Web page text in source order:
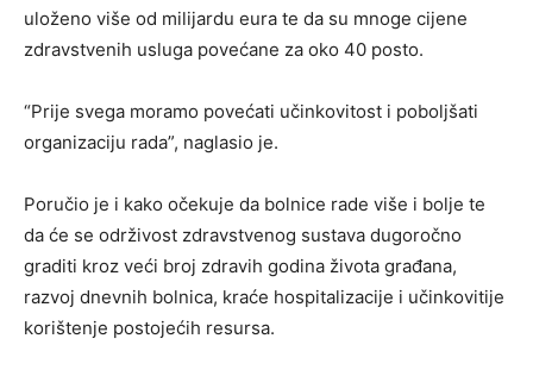
uloženo više od milijardu eura te da su mnoge cijene
zdravstvenih usluga povećane za oko 40 posto.
“Prije svega moramo povećati učinkovitost i poboljšati
organizaciju rada”, naglasio je.
Poručio je i kako očekuje da bolnice rade više i bolje te
da će se održivost zdravstvenog sustava dugoročno
graditi kroz veći broj zdravih godina života građana,
razvoj dnevnih bolnica, kraće hospitalizacije i učinkovitije
korištenje postojećih resursa.